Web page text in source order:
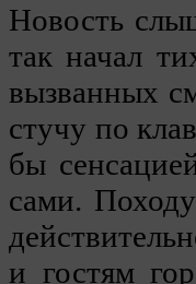
Новость
так начал
вызванных
стучу по
бы
сами.
и гостям